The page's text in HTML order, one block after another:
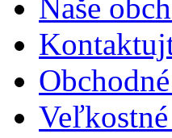
Naše